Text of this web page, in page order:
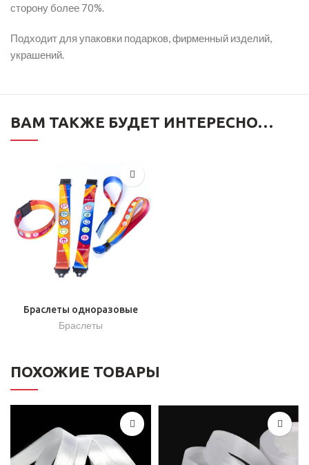
сторону более 70%.
Подходит для упаковки подарков, фирменный изделий,
украшений.
ВАМ ТАКЖЕ БУДЕТ ИНТЕРЕСНО…
Браслеты одноразовые
Браслеты
ПОХОЖИЕ ТОВАРЫ